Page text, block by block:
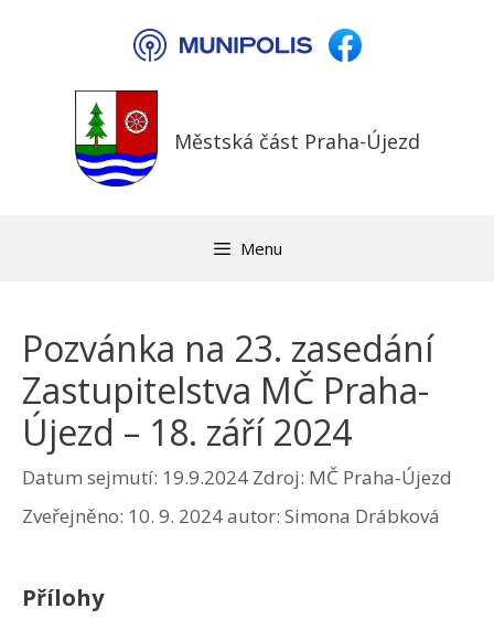
Městská část Praha-Újezd
Menu
Pozvánka na 23. zasedání
Zastupitelstva MČ Praha-
Újezd – 18. září 2024
Datum sejmutí: 19.9.2024 Zdroj: MČ Praha-Újezd
Zveřejněno: 10. 9. 2024autor: Simona Drábková
Přílohy